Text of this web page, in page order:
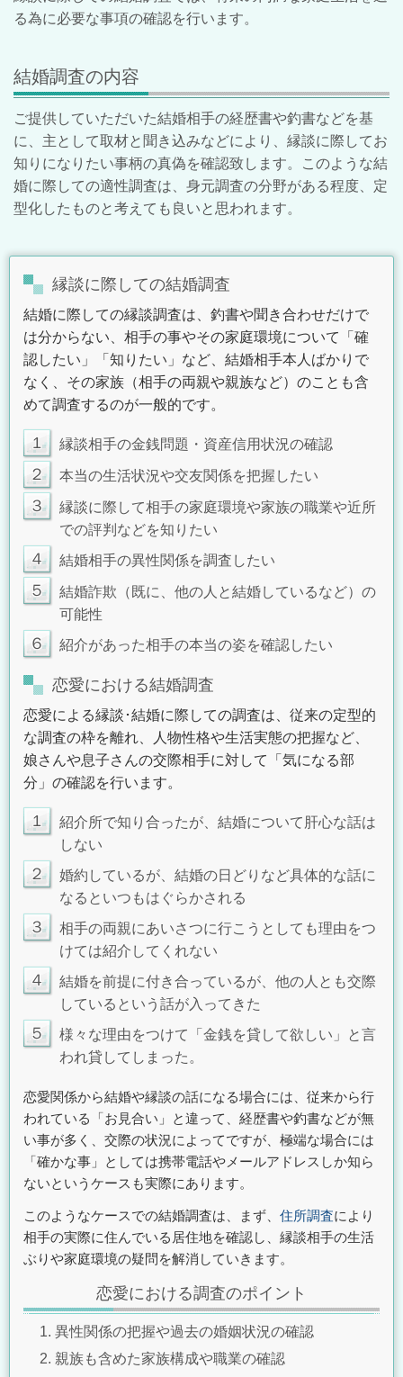
る為に必要な事項の確認を行います。
結婚調査の内容
ご提供していただいた結婚相手の経歴書や釣書などを基
に、主として取材と聞き込みなどにより、縁談に際してお
知りになりたい事柄の真偽を確認致します。このような結
婚に際しての適性調査は、身元調査の分野がある程度、定
型化したものと考えても良いと思われます。
縁談に際しての結婚調査
結婚に際しての縁談調査は、釣書や聞き合わせだけで
は分からない、相手の事やその家庭環境について「確
認したい」「知りたい」など、結婚相手本人ばかりで
なく、その家族（相手の両親や親族など）のことも含
めて調査するのが一般的です。
1 縁談相手の金銭問題・資産信用状況の確認
２ 本当の生活状況や交友関係を把握したい
３
縁談に際して相手の家庭環境や家族の職業や近所
での評判などを知りたい
４ 結婚相手の異性関係を調査したい
５
結婚詐欺（既に、他の人と結婚しているなど）の
可能性
６ 紹介があった相手の本当の姿を確認したい
恋愛における結婚調査
恋愛による縁談･結婚に際しての調査は、従来の定型的
な調査の枠を離れ、人物性格や生活実態の把握など、
娘さんや息子さんの交際相手に対して「気になる部
分」の確認を行います。
1
紹介所で知り合ったが、結婚について肝心な話は
しない
２
婚約しているが、結婚の日どりなど具体的な話に
なるといつもはぐらかされる
３
相手の両親にあいさつに行こうとしても理由をつ
けては紹介してくれない
４
結婚を前提に付き合っているが、他の人とも交際
しているという話が入ってきた
５
様々な理由をつけて「金銭を貸して欲しい」と言
われ貸してしまった。
恋愛関係から結婚や縁談の話になる場合には、従来から行
われている「お見合い」と違って、経歴書や釣書などが無
い事が多く、交際の状況によってですが、極端な場合には
「確かな事」としては携帯電話やメールアドレスしか知ら
ないというケースも実際にあります。
このようなケースでの結婚調査は、まず、 住所調査により
相手の実際に住んでいる居住地を確認し、縁談相手の生活
ぶりや家庭環境の疑問を解消していきます。
恋愛における調査のポイント
異性関係の把握や過去の婚姻状況の確認
親族も含めた家族構成や職業の確認